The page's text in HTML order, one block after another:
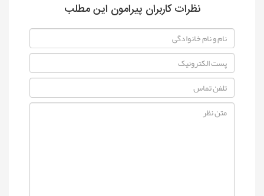
نظرات کاربران پیرامون این مطلب